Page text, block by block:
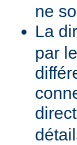
ne
La
par